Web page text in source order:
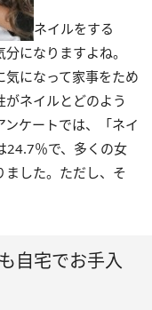
ネイルをする
になりますよね。
になって家事をため
ネイルとどのよう
ケートでは、「ネイ
24.7％で、多くの女
ました。ただし、そ
自宅でお手入